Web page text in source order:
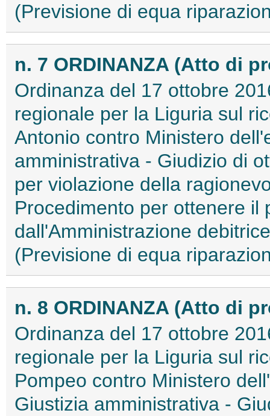
(Previsione di equa
n. 7 ORDINANZA (Atto di
Ordinanza del 17 ottobre
regionale per la Liguria sul
Antonio contro Ministero
amministrativa - Giudizio di
per violazione della
Procedimento per ottenere il
dall'Amministrazione
(Previsione di equa
n. 8 ORDINANZA (Atto di
Ordinanza del 17 ottobre
regionale per la Liguria sul
Pompeo contro Ministero
Giustizia amministrativa -